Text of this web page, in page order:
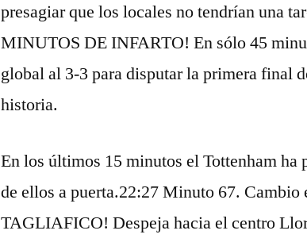
presagiar que los locales no tendrían una
MINUTOS DE INFARTO! En sólo 45
global al 3-3 para disputar la primera final
historia.
En los últimos 15 minutos el Tottenham ha
de ellos a puerta.22:27 Minuto 67.
TAGLIAFICO! Despeja hacia el centro